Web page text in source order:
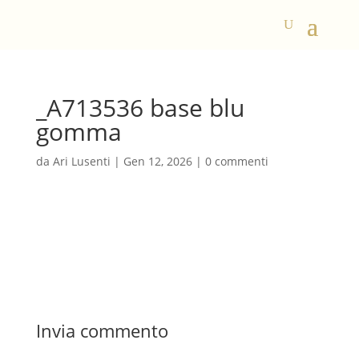
_A713536 base blu
gomma
da Ari Lusenti | Gen 12, 2026| 0 commenti
Invia commento